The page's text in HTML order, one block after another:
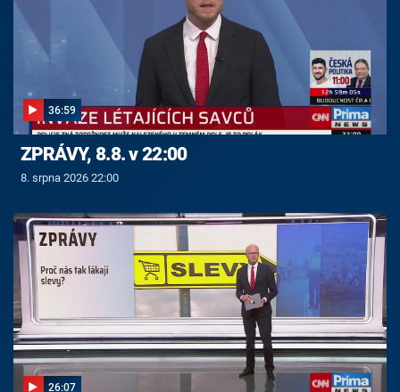
36:59
ZPRÁVY, 8.8. v 22:00
8. srpna 2026 22:00
26:07